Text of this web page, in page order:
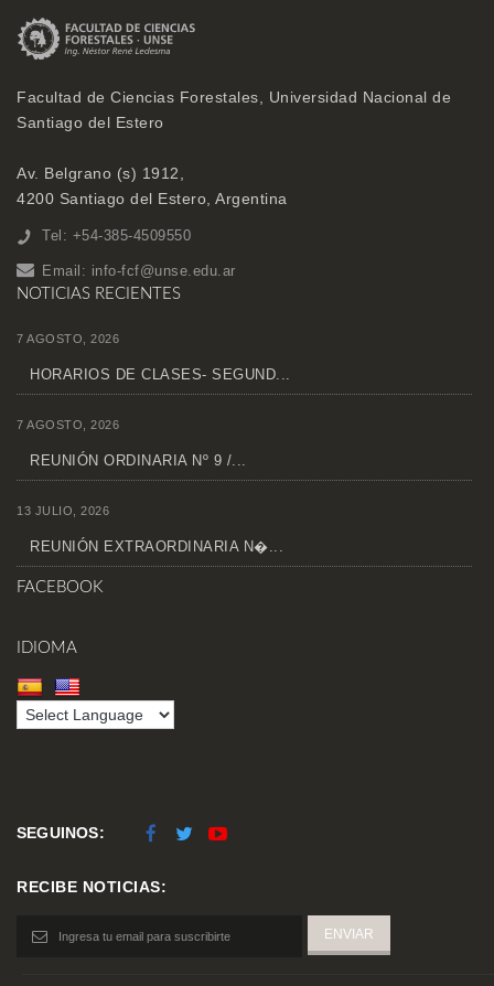
Facultad de Ciencias Forestales, Universidad Nacional de
Santiago del Estero
Av. Belgrano (s) 1912,
4200 Santiago del Estero, Argentina
Tel: +54-385-4509550
Email: info-fcf@unse.edu.ar
NOTICIAS RECIENTES
7 AGOSTO, 2026
HORARIOS DE CLASES- SEGUND...
7 AGOSTO, 2026
REUNIÓN ORDINARIA Nº 9 /...
13 JULIO, 2026
REUNIÓN EXTRAORDINARIA N�...
FACEBOOK
IDIOMA
SEGUINOS:
RECIBE NOTICIAS: